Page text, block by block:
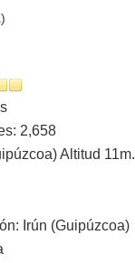
2,658
Altitud 11m.
Irún (Guipúzcoa)